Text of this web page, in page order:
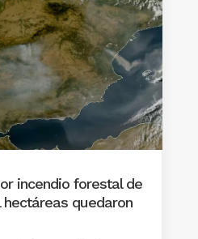
incendio forestal de
quedaron